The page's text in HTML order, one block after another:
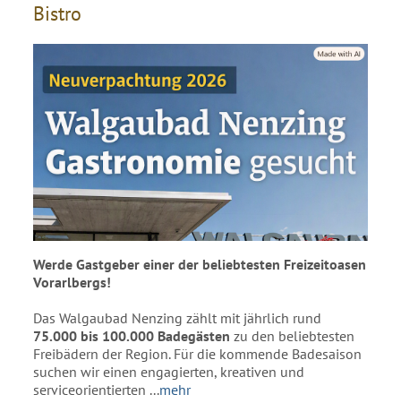
Bistro
Werde Gastgeber einer der beliebtesten Freizeitoasen
Vorarlbergs!
Das Walgaubad Nenzing zählt mit jährlich rund
75.000 bis 100.000 Badegästen zu den beliebtesten
Freibädern der Region. Für die kommende Badesaison
suchen wir einen engagierten, kreativen und
serviceorientierten ...mehr